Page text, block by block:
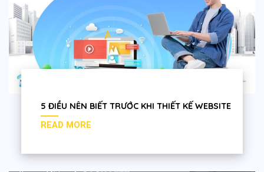
5 ĐIỀU NÊN BIẾT TRƯỚC KHI THIẾT KẾ WEBSITE